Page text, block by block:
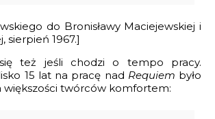
do Bronisławy Maciejewskiej i
sierpień 1967.]
też jeśli chodzi o tempo pracy.
15 lat na pracę nad Requiem było
większości twórców komfortem: